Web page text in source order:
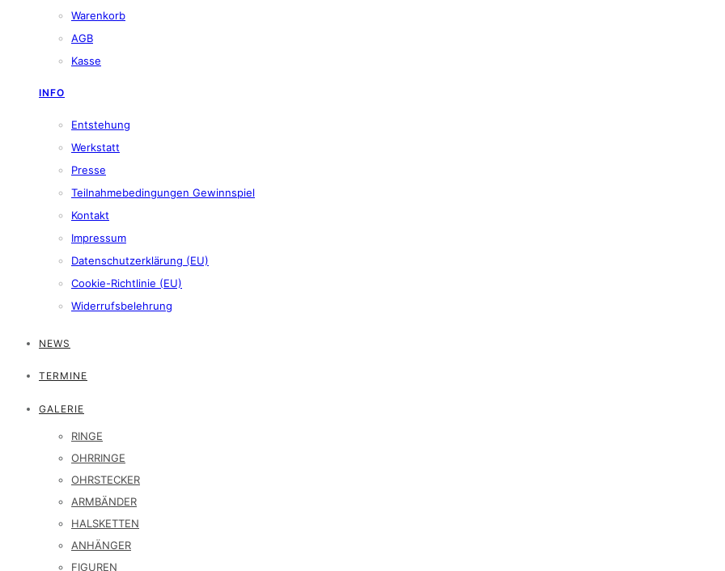
Warenkorb
AGB
Kasse
INFO
Entstehung
Werkstatt
Presse
Teilnahmebedingungen Gewinnspiel
Kontakt
Impressum
Datenschutzerklärung (EU)
Cookie-Richtlinie (EU)
Widerrufsbelehrung
NEWS
TERMINE
GALERIE
RINGE
OHRRINGE
OHRSTECKER
ARMBÄNDER
HALSKETTEN
ANHÄNGER
FIGUREN